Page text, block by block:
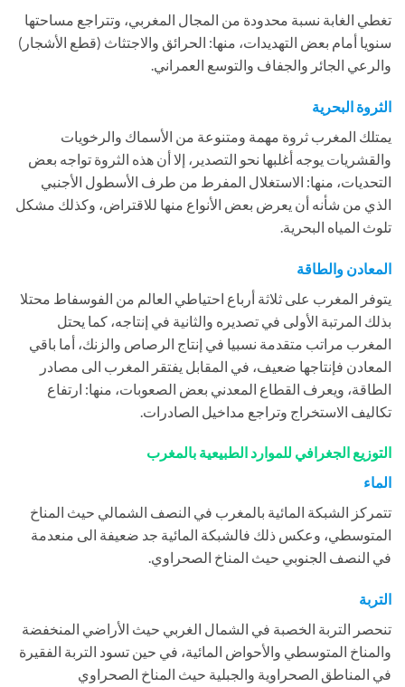
تغطي الغابة نسبة محدودة من المجال المغربي، وتتراجع مساحتها
سنويا أمام بعض التهديدات، منها: الحرائق والاجتثاث (قطع الأشجار)
والرعي الجائر والجفاف والتوسع العمراني.
الثروة البحرية
يمتلك المغرب ثروة مهمة ومتنوعة من الأسماك والرخويات
والقشريات يوجه أغلبها نحو التصدير، إلا أن هذه الثروة تواجه بعض
التحديات، منها: الاستغلال المفرط من طرف الأسطول الأجنبي
الذي من شأنه أن يعرض بعض الأنواع منها للاقتراض، وكذلك مشكل
تلوث المياه البحرية.
المعادن والطاقة
يتوفر المغرب على ثلاثة أرباع احتياطي العالم من الفوسفاط محتلا
بذلك المرتبة الأولى في تصديره والثانية في إنتاجه، كما يحتل
المغرب مراتب متقدمة نسبيا في إنتاج الرصاص والزنك، أما باقي
المعادن فإنتاجها ضعيف، في المقابل يفتقر المغرب الى مصادر
الطاقة، ويعرف القطاع المعدني بعض الصعوبات، منها: ارتفاع
تكاليف الاستخراج وتراجع مداخيل الصادرات.
التوزيع الجغرافي للموارد الطبيعية بالمغرب
الماء
تتمركز الشبكة المائية بالمغرب في النصف الشمالي حيث المناخ
المتوسطي، وعكس ذلك فالشبكة المائية جد ضعيفة الى منعدمة
في النصف الجنوبي حيث المناخ الصحراوي.
التربة
تنحصر التربة الخصبة في الشمال الغربي حيث الأراضي المنخفضة
والمناخ المتوسطي والأحواض المائية، في حين تسود التربة الفقيرة
في المناطق الصحراوية والجبلية حيث المناخ الصحراوي